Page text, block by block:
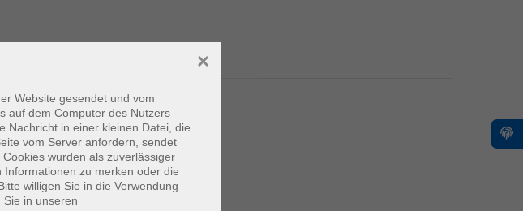
Website gesendet und vom
auf dem Computer des Nutzers
Nachricht in einer kleinen Datei, die
vom Server anfordern, sendet
wurden als zuverlässiger
zu merken oder die
willigen Sie in die Verwendung
in unseren
×